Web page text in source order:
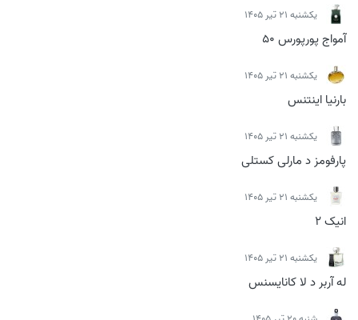
يكشنبه 21 تیر 1405
آمواج پورپورس 50
يكشنبه 21 تیر 1405
بارنیا اینتنس
يكشنبه 21 تیر 1405
پارفومز د مارلی کستلی
يكشنبه 21 تیر 1405
انیک 2
يكشنبه 21 تیر 1405
له آربر د لا کانایسنس